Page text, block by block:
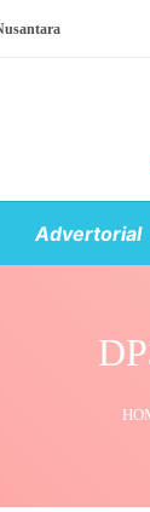
Advertorial